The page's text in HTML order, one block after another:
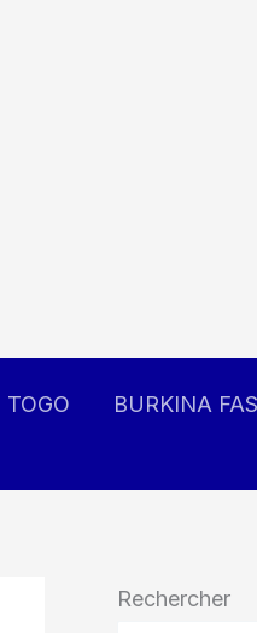
TOGO
BURKINA
Rechercher